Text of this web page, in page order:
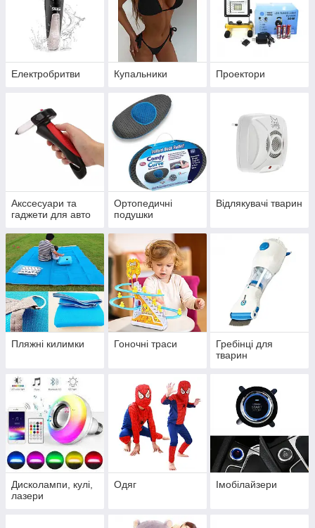
Електробритви Купальники Проектори
Акссесуари та
гаджети для авто
Ортопедичні
подушки
Відлякувачі тварин
Пляжні килимки Гоночні траси
Гребінці для
тварин
Дисколампи, кулі,
лазери
Одяг Імобілайзери